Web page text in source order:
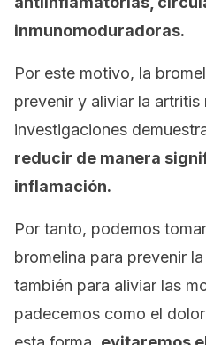
inmunomoduradoras.
Por este motivo, la
prevenir y aliviar la
investigaciones
reducir de manera
inflamación.
Por tanto, podemos
bromelina para prevenir
también para aliviar las
padecemos como el